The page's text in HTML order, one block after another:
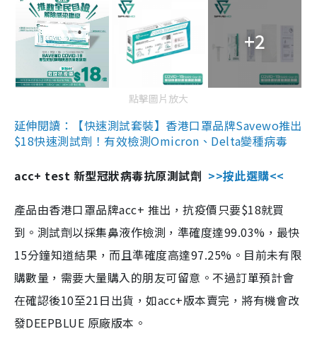
+2
點擊圖片放大
延伸閱讀：【快速測試套裝】香港口罩品牌Savewo推出
$18快速測試劑！有效檢測Omicron、Delta變種病毒
acc+ test 新型冠狀病毒抗原測試劑 >>按此選購<<
產品由香港口罩品牌acc+ 推出，抗疫價只要$18就買
到。測試劑以採集鼻液作檢測，準確度達99.03%，最快
15分鐘知道結果，而且準確度高達97.25%。目前未有限
購數量，需要大量購入的朋友可留意。不過訂單預計會
在確認後10至21日出貨，如acc+版本賣完，將有機會改
發DEEPBLUE 原廠版本。